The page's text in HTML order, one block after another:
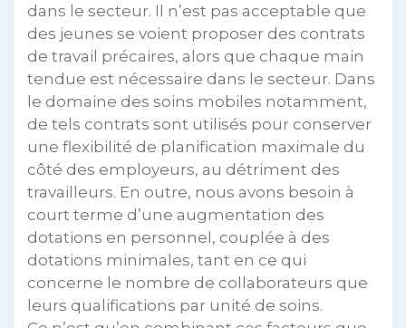
dans le secteur. Il n’est pas acceptable que
des jeunes se voient proposer des contrats
de travail précaires, alors que chaque main
tendue est nécessaire dans le secteur. Dans
le domaine des soins mobiles notamment,
de tels contrats sont utilisés pour conserver
une flexibilité de planification maximale du
côté des employeurs, au détriment des
travailleurs. En outre, nous avons besoin à
court terme d’une augmentation des
dotations en personnel, couplée à des
dotations minimales, tant en ce qui
concerne le nombre de collaborateurs que
leurs qualifications par unité de soins.